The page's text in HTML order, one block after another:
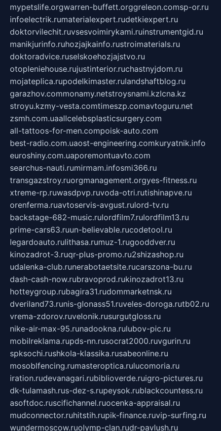
mypetslife.orgwarren-buffett.orggreleon.comsp-or.ru
infoelectrik.rumaterialexpert.rudetkiexpert.ru
doktorvilechit.ruvsesvoimirykami.ruinstrumentgid.ru
manikjurinfo.ruhozjajkainfo.rustroimaterials.ru
doktoradvice.ruselskoehozjajstvo.ru
otopleniehouse.rujustinterior.ruchastnyjdom.ru
mojateplica.rupodelkimaster.rulandshaftblog.ru
garazhov.commonamy.netstroysnami.kzlcna.kz
stroyu.kzmy-vesta.comtimeszp.comavtoguru.net
zsmh.com.uaallcelebsplasticsurgery.com
all-tattoos-for-men.compoisk-auto.com
best-radio.com.uaost-engineering.comkuryatnik.info
euroshiny.com.uaporemontuavto.com
searchus-nauti.rumirmam.infosmi366.ru
transgazstroy.ruorgmanagement.orgyes-fitness.ru
xtreme-rp.ruwasdpvp.ruvoda-otri.rutishinapve.ru
orenferma.ruavtoservis-avgust.rulord-tv.ru
backstage-682-music.rulordfilm7.rulordfilm13.ru
prime-cars63.ruun-believable.rucodetool.ru
legardoauto.rulithasa.rumuz-1.rugooddver.ru
kinozadrot-3.ruqr-plus-promo.ru2shizashop.ru
udalenka-club.runerabotaetsite.rucarszona-bu.ru
dash-cash-now.rubravoprod.rukinozadrot13.ru
hotteygroup.rubagira31.rudommarketnsk.ru
dveriland73.runis-glonass51.ruveles-doroga.rutb02.ru
vrema-zdorov.ruvelonik.rusurgutgloss.ru
nike-air-max-95.runadookna.rulubov-pic.ru
mobilreklama.rupds-nn.rusocrat2000.ruvgurin.ru
spksochi.rushkola-klassika.rusabeonline.ru
mosoblfencing.rumasteroptica.rulucomoria.ru
iration.rudevanagari.rubiblioverde.ruigro-pictures.ru
dk-tulamash.rus-dez-s.rupeysok.rublackcountess.ru
asoftdoc.ruscifichannel.ruocenka-appraisal.ru
mudconnector.ruhitstih.rupik-finance.ruvip-surfing.ru
wundermoscow.ruolymp-clan.rudr-pavlush.ru